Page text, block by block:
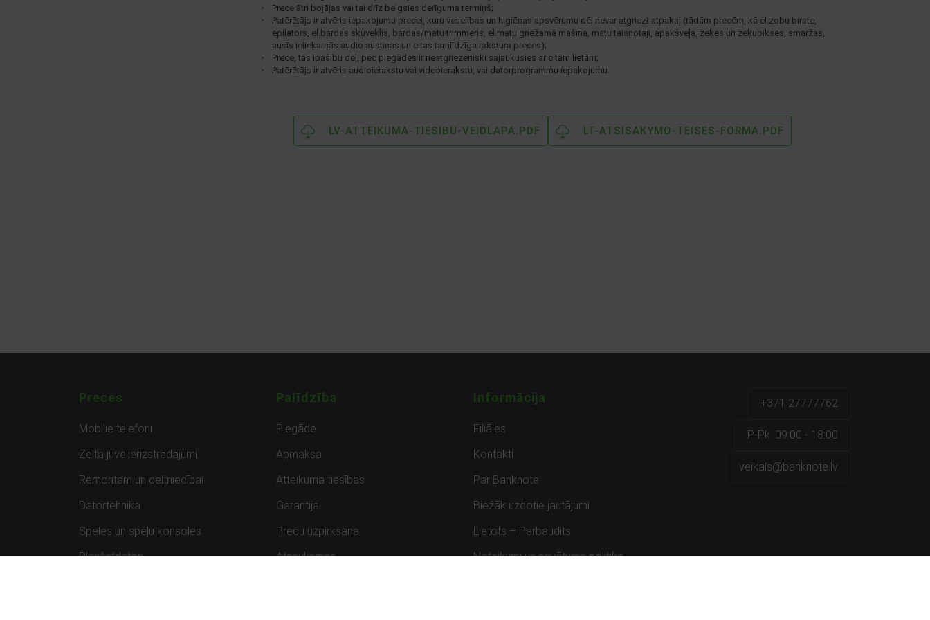
Prece ātri bojājas vai tai drīz beigsies derīguma termiņš;
Patērētājs ir atvēris iepakojumu precei, kuru veselības un higiēnas apsvērumu dēļ nevar atgriezt atpakaļ (tādām precēm, kā el.zobu birste,
epilators, el.bārdas skuveklis, bārdas/matu trimmeris, el.matu griežamā mašīna, matu taisnotāji, apakšveļa, zeķes un zeķubikses, smaržas,
ausīs ieliekamās audio austiņas un citas tamlīdzīga rakstura preces);
Prece, tās īpašību dēļ, pēc piegādes ir neatgriezeniski sajaukusies ar citām lietām;
Patērētājs ir atvēris audioierakstu vai videoierakstu, vai datorprogrammu iepakojumu.
LV-ATTEIKUMA-TIESIBU-VEIDLAPA.PDF LT-ATSISAKYMO-TEISES-FORMA.PDF
Preces
Mobilie telefoni
Zelta juvelierizstrādājumi
Remontam un celtniecībai
Datortehnika
Spēles un spēļu konsoles
Planšetdatori
Palīdzība
Piegāde
Apmaksa
Atteikuma tiesības
Garantija
Preču uzpirkšana
Atsauksmes
Informācija
Filiāles
Kontakti
Par Banknote
Biežāk uzdotie jautājumi
Lietots – Pārbaudīts
Noteikumi un privātuma politika
+371 27777762
P.-Pk. 09:00 - 18:00
veikals@banknote.lv